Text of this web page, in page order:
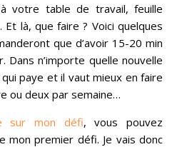
votre table de travail, feuille
là, que faire ? Voici quelques
que d’avoir 15-20 min
n’importe quelle nouvelle
paye et il vaut mieux en faire
ou deux par semaine…
sur mon défi, vous pouvez
mon premier défi. Je vais donc